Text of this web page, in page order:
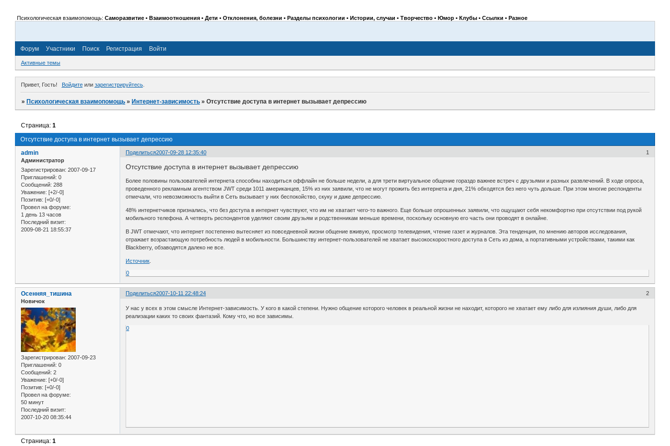
Психологическая взаимопомощь: Саморазвитие • Взаимоотношения • Дети • Отклонения, болезни • Разделы психологии • Истории, случаи • Творчество • Юмор • Клубы • Ссылки • Разное
Форум Участники Поиск Регистрация Войти
Активные темы
Привет, Гость! Войдитеили зарегистрируйтесь.
»Психологическая взаимопомощь »Интернет-зависимость »Отсутствие доступа в интернет вызывает депрессию
Отсутствие доступа в интернет вызывает депрессию
Страница:1
Поделиться 1
2007-09-28 12:35:40
admin
Администратор
Зарегистрирован: 2007-09-17
Приглашений: 0
Сообщений: 288
Уважение: [+2/-0]
Позитив: [+0/-0]
Провел на форуме:
1 день 13 часов
Последний визит:
2009-08-21 18:55:37
Отсутствие доступа в интернет вызывает депрессию
Более половины пользователей интернета способны находиться оффлайн не больше недели, а для трети виртуальное общение гораздо важнее встреч с друзьями и разных развлечений. В ходе опроса,
проведенного рекламным агентством JWT среди 1011 американцев, 15% из них заявили, что не могут прожить без интернета и дня, 21% обходятся без него чуть дольше. При этом многие респонденты
отмечали, что невозможность выйти в Сеть вызывает у них беспокойство, скуку и даже депрессию.
48% интернетчиков признались, что без доступа в интернет чувствуют, что им не хватает чего-то важного. Еще больше опрошенных заявили, что ощущают себя некомфортно при отсутствии под рукой
мобильного телефона. А четверть респондентов уделяют своим друзьям и родственникам меньше времени, поскольку основную его часть они проводят в онлайне.
В JWT отмечают, что интернет постепенно вытесняет из повседневной жизни общение вживую, просмотр телевидения, чтение газет и журналов. Эта тенденция, по мнению авторов исследования,
отражает возрастающую потребность людей в мобильности. Большинству интернет-пользователей не хватает высокоскоростного доступа в Сеть из дома, а портативными устройствами, такими как
Blackberry, обзаводятся далеко не все.
Источник
0
Поделиться 2
2007-10-11 22:48:24
Осенняя_тишина
Новичок
Зарегистрирован: 2007-09-23
Приглашений: 0
Сообщений: 2
Уважение: [+0/-0]
Позитив: [+0/-0]
Провел на форуме:
50 минут
Последний визит:
2007-10-20 08:35:44
У нас у всех в этом смысле Интернет-зависимость. У кого в какой степени. Нужно общение которого человек в реальной жизни не находит, которого не хватает ему либо для излияния души, либо для
реализации каких то своих фантазий. Кому что, но все зависимы.
0
Страница:1